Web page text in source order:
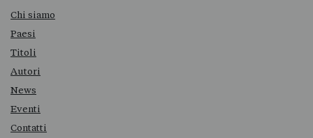
Chi siamo
Paesi
Titoli
Autori
News
Eventi
Contatti